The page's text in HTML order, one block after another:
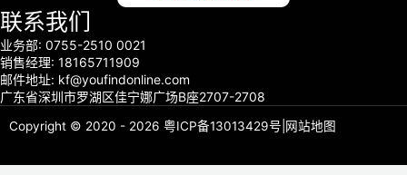
联系我们
业务部: 0755-2510 0021
销售经理: 18165711909
邮件地址: kf@youfindonline.com
广东省深圳市罗湖区佳宁娜广场B座2707-2708
Copyright © 2020 - 2026 粤ICP备13013429号 网站地图